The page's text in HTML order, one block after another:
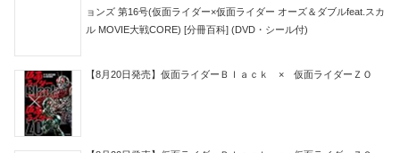
ョンズ 第16号(仮面ライダー×仮面ライダー オーズ＆ダブルfeat.スカ
ル MOVIE大戦CORE) [分冊百科] (DVD・シール付)
【8月20日発売】仮面ライダーＢｌａｃｋ × 仮面ライダーＺＯ